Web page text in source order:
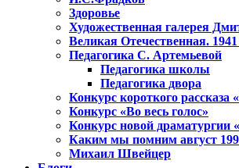
Здоровье
Художественная галерея
Великая Отечественная.
Педагогика С. Артемьевой
Педагогика школы
Педагогика двора
Конкурс короткого рассказа
Конкурс «Во весь голос»
Конкурс новой драматургии
Каким мы помним август
Михаил Швейцер